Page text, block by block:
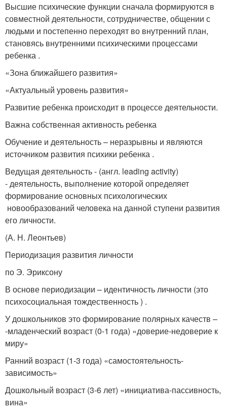
Высшие психические функции сначала формируются в
совместной деятельности, сотрудничестве, общении с
людьми и постепенно переходят во внутренний план,
становясь внутренними психическими процессами
ребенка .
«Зона ближайшего развития»
«Актуальный уровень развития»
Развитие ребенка происходит в процессе деятельности.
Важна собственная активность ребенка
Обучение и деятельность – неразрывны и являются
источником развития психики ребенка .
Ведущая деятельность - (англ. leading activity)
- деятельность, выполнение которой определяет
формирование основных психологических
новообразований человека на данной ступени развития
его личности.
(А. Н. Леонтьев)
Периодизация развития личности
по Э. Эриксону
В основе периодизации – идентичность личности (это
психосоциальная тождественность ) .
У дошкольников это формирование полярных качеств –
-младенческий возраст (0-1 года) «доверие-недоверие к
миру»
Ранний возраст (1-3 года) «самостоятельность-
зависимость»
Дошкольный возраст (3-6 лет) «инициатива-пассивность,
вина»